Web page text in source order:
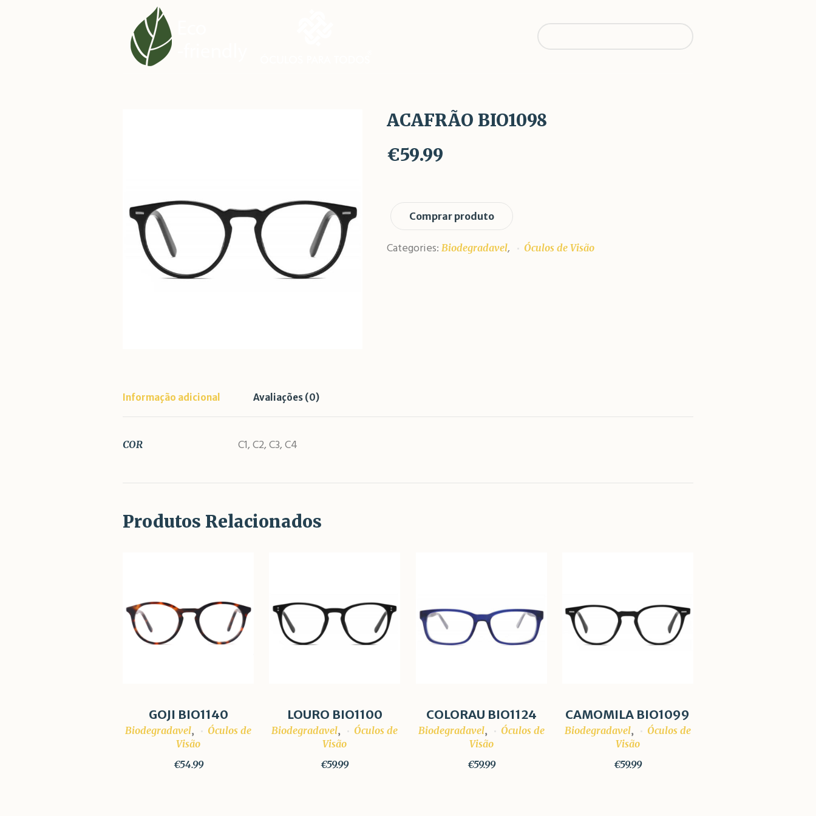
ACAFRÃO BIO1098
€59.99
Comprar produto
Categories: Biodegradavel, Óculos de Visão
Informação adicional Avaliações (0)
COR C1, C2, C3, C4
Produtos Relacionados
GOJI BIO1140
Biodegradavel,
Óculos de
Visão
€54.99
LOURO BIO1100
Biodegradavel,
Óculos de
Visão
€59.99
COLORAU BIO1124
Biodegradavel,
Óculos de
Visão
€59.99
CAMOMILA BIO1099
Biodegradavel,
Óculos de
Visão
€59.99